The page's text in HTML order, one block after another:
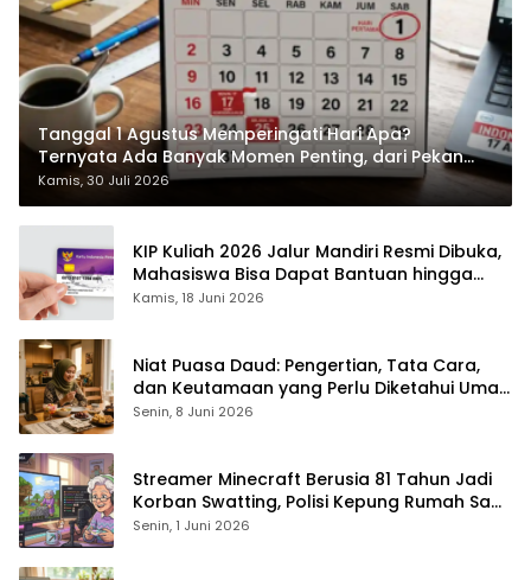
Tanggal 1 Agustus Memperingati Hari Apa?
Ternyata Ada Banyak Momen Penting, dari Pekan
ASI Sedunia hingga Hari World Wide Web
Kamis, 30 Juli 2026
KIP Kuliah 2026 Jalur Mandiri Resmi Dibuka,
Mahasiswa Bisa Dapat Bantuan hingga
Rp1,4 Juta per Bulan
Kamis, 18 Juni 2026
Niat Puasa Daud: Pengertian, Tata Cara,
dan Keutamaan yang Perlu Diketahui Umat
Muslim
Senin, 8 Juni 2026
Streamer Minecraft Berusia 81 Tahun Jadi
Korban Swatting, Polisi Kepung Rumah Saat
Siaran Langsung
Senin, 1 Juni 2026